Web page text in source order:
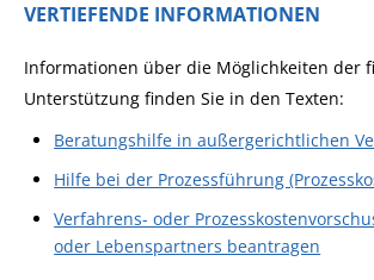
VERTIEFENDE INFORMATIONEN
Informationen über die Möglichkeiten der
Unterstützung finden Sie in den Texten:
Beratungshilfe in außergerichtlichen
Hilfe bei der Prozessführung
Verfahrens- oder
oder Lebenspartners beantragen